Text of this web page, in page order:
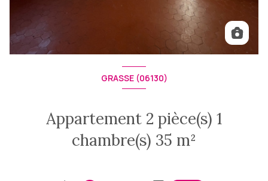
GRASSE (06130)
Appartement 2 pièce(s) 1
chambre(s) 35 m²